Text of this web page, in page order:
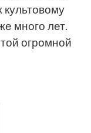
много лет.
огромной